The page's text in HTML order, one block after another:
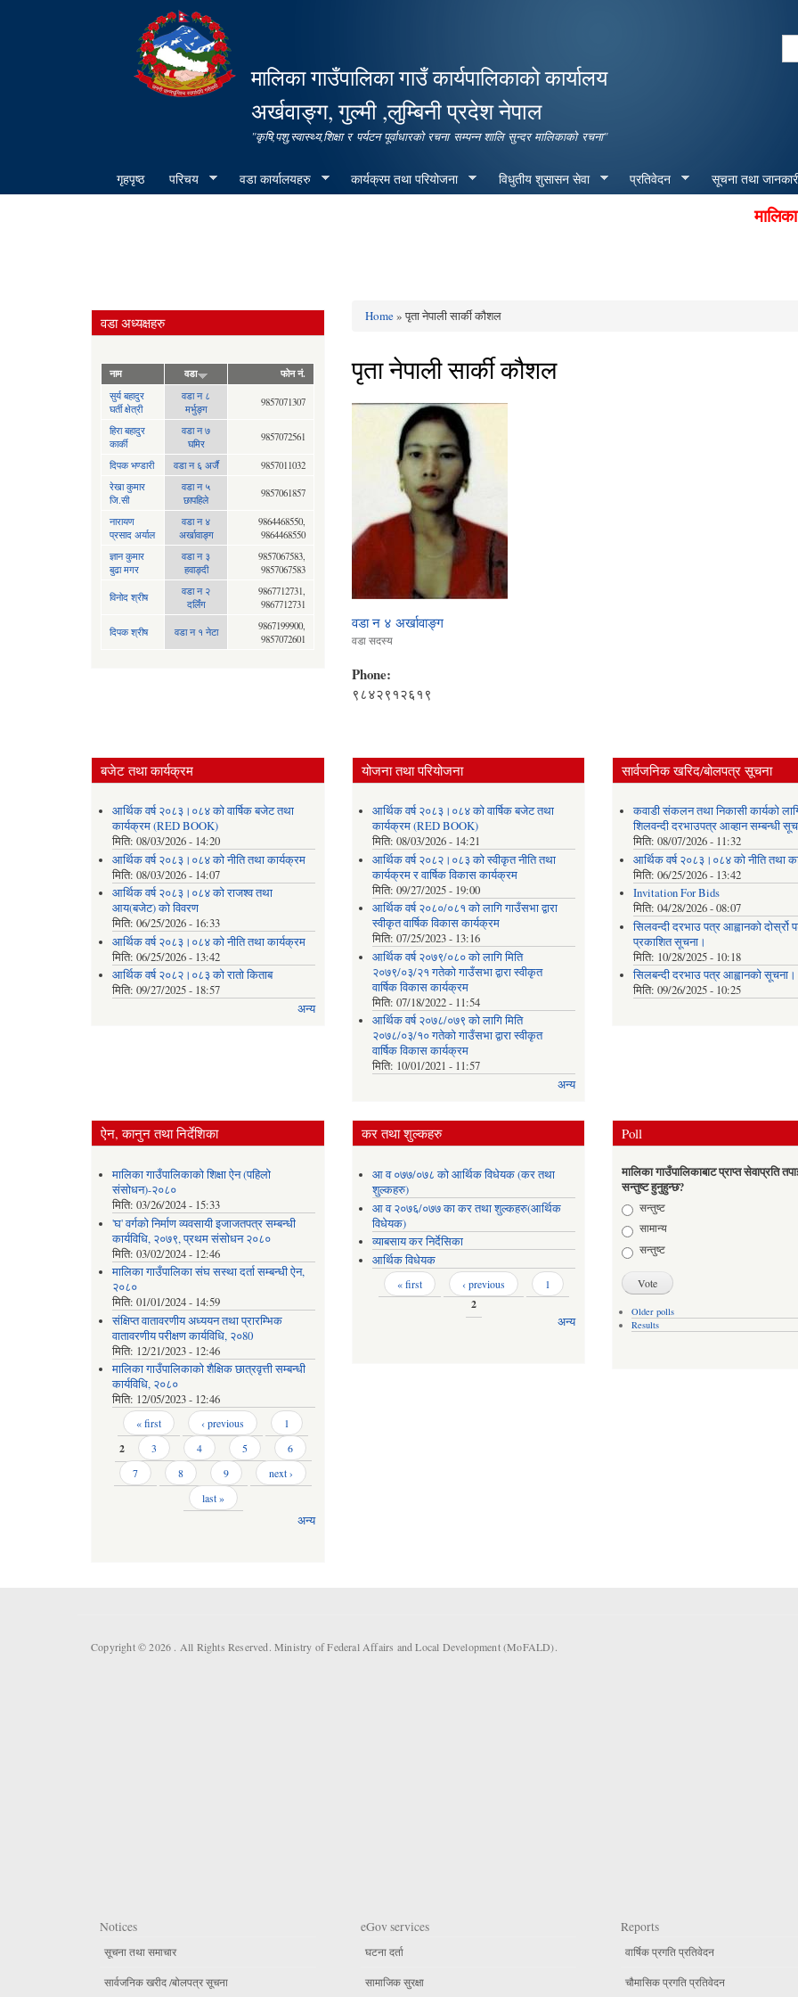
मालिका गाउँपालिका गाउँ कार्यपालिकाको कार्यालय
अर्खवाङ्ग, गुल्मी ,लुम्बिनी प्रदेश नेपाल
"कृषि,पशु,स्वास्थ्य,शिक्षा र पर्यटन पूर्वाधारको रचना सम्पन्न शालि सुन्दर मालिकाको रचना"
गृहपृष्ठ परिचय वडा कार्यालयहरु कार्यक्रम तथा परियोजना विधुतीय शुसासन सेवा प्रतिवेदन सूचना तथा
मालिका
वडा अध्यक्षहरु
नाम वडा फोन नं.
सुर्य बहादुर
घर्ती क्षेत्री
वडा न ८
मर्भुङ्ग
9857071307
हिरा बहादुर
कार्की
वडा न ७
घमिर
9857072561
दिपक भण्डारी वडा न ६ अर्जै
9857011032
रेखा कुमार
जि.सी
वडा न ५
छापहिले
9857061857
नारायण
प्रसाद अर्याल
वडा न‍ ४
अर्खावाङ्ग
9864468550,
9864468550
ज्ञान कुमार
बुढा मगर
वडा न ३
हवाङ्दी
9857067583,
9857067583
विनोद श्रीष
वडा न २
दर्लिंग
9867712731,
9867712731
दिपक श्रीष वडा न १ नेटा
9867199900,
9857072601
You are here
Home» पृता नेपाली सार्की कौशल
पृता नेपाली सार्की कौशल
वडा न‍ ४ अर्खावाङ्ग
वडा सदस्य
Phone:
९८४२९१२६१९
बजेट तथा कार्यक्रम
आर्थिक वर्ष २०८३।०८४ को वार्षिक बजेट तथा
कार्यक्रम (RED BOOK)
मिति: 08/03/2026 - 14:20
आर्थिक वर्ष २०८३।०८४ को नीति तथा कार्यक्रम
मिति: 08/03/2026 - 14:07
आर्थिक वर्ष २०८३।०८४ को राजश्व तथा
आय(बजेट) को विवरण
मिति: 06/25/2026 - 16:33
आर्थिक वर्ष २०८३।०८४ को नीति तथा कार्यक्रम
मिति: 06/25/2026 - 13:42
आर्थिक वर्ष २०८२।०८३ को रातो किताब
मिति: 09/27/2025 - 18:57
अन्य
योजना तथा परियोजना
आर्थिक वर्ष २०८३।०८४ को वार्षिक बजेट तथा
कार्यक्रम (RED BOOK)
मिति:08/03/2026 - 14:21
आर्थिक वर्ष २०८२।०८३ को स्वीकृत नीति तथा
कार्यक्रम र वार्षिक विकास कार्यक्रम
मिति:09/27/2025 - 19:00
आर्थिक वर्ष २०८०/०८१ को लागि गाउँसभा द्वारा
स्वीकृत वार्षिक विकास कार्यक्रम
मिति:07/25/2023 - 13:16
आर्थिक वर्ष २०७९/०८० को लागि मिति
२०७९/०३/२१ गतेको गाउँसभा द्वारा स्वीकृत
वार्षिक विकास कार्यक्रम
मिति:07/18/2022 - 11:54
आर्थिक वर्ष २०७८/०७९ को लागि मिति
२०७८/०३/१० गतेको गाउँसभा द्वारा स्वीकृत
वार्षिक विकास कार्यक्रम
मिति: 10/01/2021 - 11:57
अन्य
सार्वजनिक खरिद/बोलपत्र सूचना
कवाडी संकलन तथा निकासी कार्यको
शिलवन्दी दरभाउपत्र आव्हान सम्बन्धी
मिति: 08/07/2026 - 11:32
आर्थिक वर्ष २०८३।०८४ को नीति तथा
मिति: 06/25/2026 - 13:42
Invitation For Bids
मिति: 04/28/2026 - 08:07
सिलवन्दी दरभाउ पत्र आह्वानको दोर्स्रो
प्रकाशित सूचना।
मिति: 10/28/2025 - 10:18
सिलबन्दी दरभाउ पत्र आह्वानको सूचना।
मिति: 09/26/2025 - 10:25
ऐन, कानुन तथा निर्देशिका
मालिका गाउँपालिकाको शिक्षा ऐन (पहिलो
संसोधन)-२०८०
मिति: 03/26/2024 - 15:33
'घ' वर्गको निर्माण व्यवसायी इजाजतपत्र सम्बन्धी
कार्यविधि, २०७९, प्रथम संसोधन २०८०
मिति: 03/02/2024 - 12:46
मालिका गाउँपालिका संघ सस्था दर्ता सम्बन्धी ऐन,
२०८०
मिति: 01/01/2024 - 14:59
संक्षिप्त वातावरणीय अध्ययन तथा प्रारम्भिक
वातावरणीय परीक्षण कार्यविधि, २०80
मिति: 12/21/2023 - 12:46
मालिका गाउँपालिकाको शैक्षिक छात्रवृत्ती सम्बन्धी
कार्यविधि, २०८०
मिति: 12/05/2023 - 12:46
Pages« first ‹ previous 1
2 3 4 5
6
7
8 9
next ›
last »
अन्य
कर तथा शुल्कहरु
आ व ०७७/०७८ को आर्थिक विधेयक (कर तथा
शुल्कहरु)
आ व २०७६/०७७ का कर तथा शुल्कहरु(आर्थिक
विधेयक)
व्याबसाय कर निर्देसिका
आर्थिक विधेयक
Pages« first ‹ previous 1
2
अन्य
Poll
मालिका गाउँपालिकाबाट प्राप्त सेवाप्रति
सन्तुष्ट हुनुहुन्छ?
Choices
सन्तुष्ट
सामान्य
सन्तुष्ट
Older polls
Results
Copyright © 2026 . All Rights Reserved. Ministry of Federal Affairs and Local Development (MoFALD).
Notices
सूचना तथा समाचार
सार्वजनिक खरीद /बोलपत्र सूचना
eGov services
घटना दर्ता
सामाजिक सुरक्षा
Reports
वार्षिक प्रगति प्रतिवेदन
चौमासिक प्रगति प्रतिवेदन